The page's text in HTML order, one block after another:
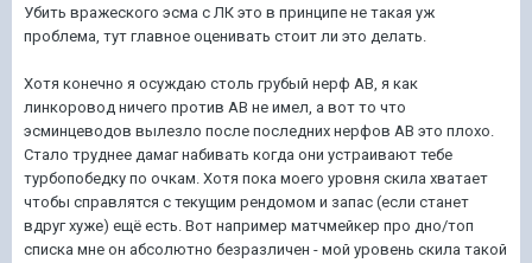
Убить вражеского эсма с ЛК это в принципе не такая уж
проблема, тут главное оценивать стоит ли это делать.
Хотя конечно я осуждаю столь грубый нерф АВ, я как
линкоровод ничего против АВ не имел, а вот то что
эсминцеводов вылезло после последних нерфов АВ это плохо.
Стало труднее дамаг набивать когда они устраивают тебе
турбопобедку по очкам. Хотя пока моего уровня скила хватает
чтобы справлятся с текущим рендомом и запас (если станет
вдруг хуже) ещё есть. Вот например матчмейкер про дно/топ
списка мне он абсолютно безразличен - мой уровень скила такой